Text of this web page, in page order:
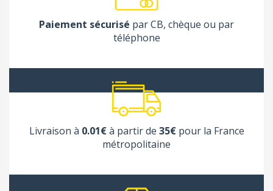
Paiement sécurisé par CB, chèque ou par
téléphone
Livraison à 0.01€à partir de 35€pour la France
métropolitaine